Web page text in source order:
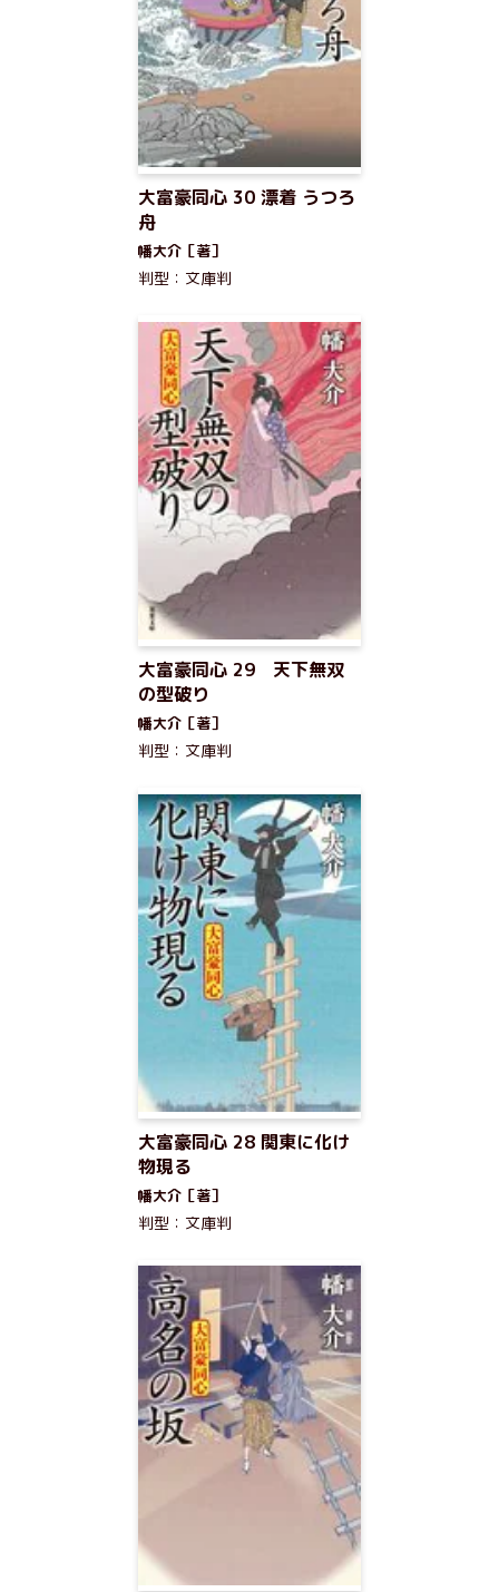
大富豪同心 30 漂着 うつろ
舟
幡大介［著］
判型：文庫判
大富豪同心 29 天下無双
の型破り
幡大介［著］
判型：文庫判
大富豪同心 28 関東に化け
物現る
幡大介［著］
判型：文庫判